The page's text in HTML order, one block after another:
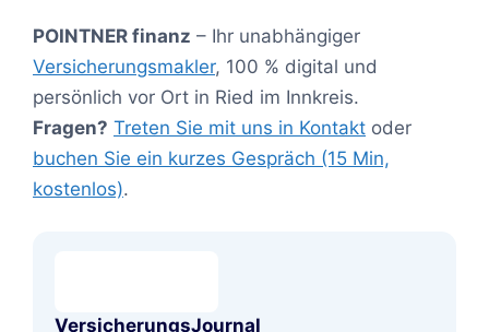
POINTNER finanz – Ihr unabhängiger
Versicherungsmakler, 100 % digital und
persönlich vor Ort in Ried im Innkreis.
Fragen? Treten Sie mit uns in Kontakt oder
buchen Sie ein kurzes Gespräch (15 Min,
kostenlos).
VersicherungsJournal